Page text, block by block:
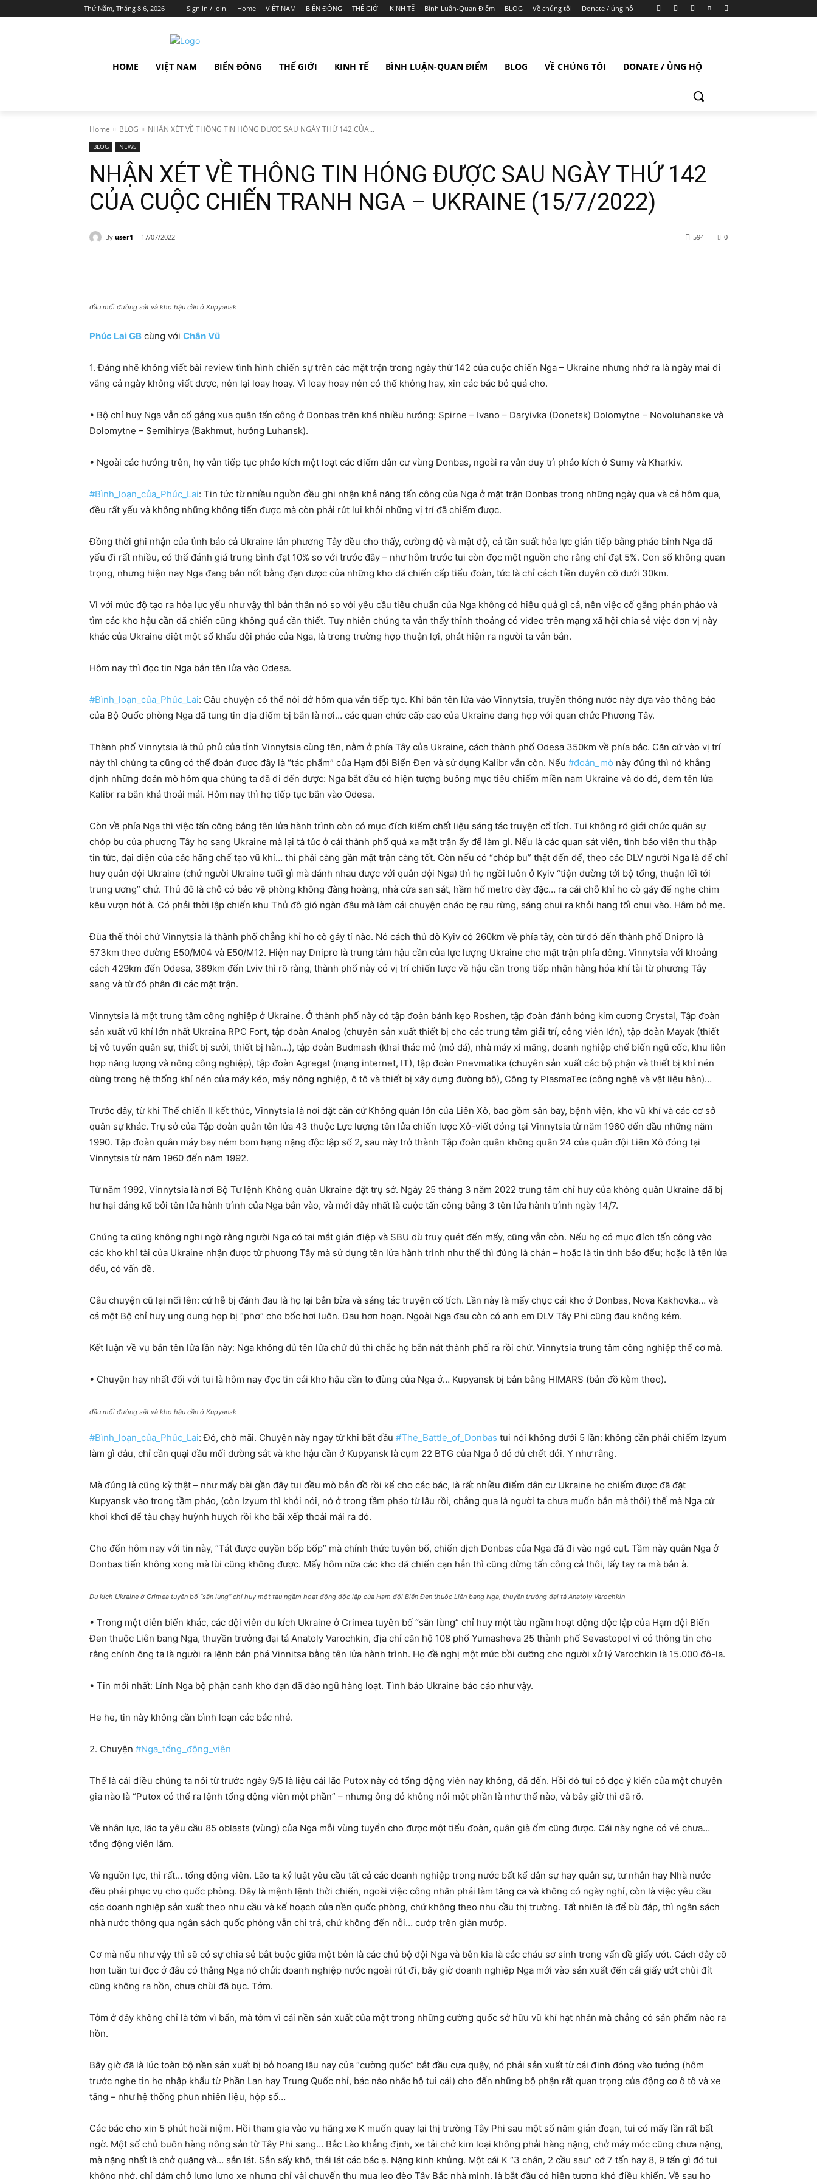
Thứ Năm, Tháng 8 6, 2026 Sign in / Join Home VIỆT NAM BIỂN ĐÔNG THẾ GIỚI KINH TẾ Bình Luận-Quan Điểm BLOG Về chúng tôi Donate / ủng hộ
HOME VIỆT NAM BIỂN ĐÔNG THẾ GIỚI KINH TẾ BÌNH LUẬN-QUAN ĐIỂM BLOG VỀ CHÚNG TÔI DONATE / ỦNG HỘ
Home BLOG NHẬN XÉT VỀ THÔNG TIN HÓNG ĐƯỢC SAU NGÀY THỨ 142 CỦA...
BLOG NEWS
NHẬN XÉT VỀ THÔNG TIN HÓNG ĐƯỢC SAU NGÀY THỨ 142
CỦA CUỘC CHIẾN TRANH NGA – UKRAINE (15/7/2022)
By user1 17/07/2022 0
594
đầu mối đường sắt và kho hậu cần ở Kupyansk
Phúc Lai GB cùng với Chân Vũ
1. Đáng nhẽ không viết bài review tình hình chiến sự trên các mặt trận trong ngày thứ 142 của cuộc chiến Nga – Ukraine nhưng nhớ ra là ngày mai đi
vắng cả ngày không viết được, nên lại loay hoay. Vì loay hoay nên có thể không hay, xin các bác bỏ quá cho.
• Bộ chỉ huy Nga vẫn cố gắng xua quân tấn công ở Donbas trên khá nhiều hướng: Spirne – Ivano – Daryivka (Donetsk) Dolomytne – Novoluhanske và
Dolomytne – Semihirya (Bakhmut, hướng Luhansk).
• Ngoài các hướng trên, họ vẫn tiếp tục pháo kích một loạt các điểm dân cư vùng Donbas, ngoài ra vẫn duy trì pháo kích ở Sumy và Kharkiv.
#Bình_loạn_của_Phúc_Lai: Tin tức từ nhiều nguồn đều ghi nhận khả năng tấn công của Nga ở mặt trận Donbas trong những ngày qua và cả hôm qua,
đều rất yếu và không những không tiến được mà còn phải rút lui khỏi những vị trí đã chiếm được.
Đồng thời ghi nhận của tình báo cả Ukraine lẫn phương Tây đều cho thấy, cường độ và mật độ, cả tần suất hỏa lực gián tiếp bằng pháo binh Nga đã
yếu đi rất nhiều, có thể đánh giá trung bình đạt 10% so với trước đây – như hôm trước tui còn đọc một nguồn cho rằng chỉ đạt 5%. Con số không quan
trọng, nhưng hiện nay Nga đang bắn nốt bằng đạn dược của những kho dã chiến cấp tiểu đoàn, tức là chỉ cách tiền duyên cỡ dưới 30km.
Vì với mức độ tạo ra hỏa lực yếu như vậy thì bản thân nó so với yêu cầu tiêu chuẩn của Nga không có hiệu quả gì cả, nên việc cố gắng phản pháo và
tìm các kho hậu cần dã chiến cũng không quá cần thiết. Tuy nhiên chúng ta vẫn thấy thỉnh thoảng có video trên mạng xã hội chia sẻ việc đơn vị này
khác của Ukraine diệt một số khẩu đội pháo của Nga, là trong trường hợp thuận lợi, phát hiện ra người ta vẫn bắn.
Hôm nay thì đọc tin Nga bắn tên lửa vào Odesa.
#Bình_loạn_của_Phúc_Lai: Câu chuyện có thể nói dở hôm qua vẫn tiếp tục. Khi bắn tên lửa vào Vinnytsia, truyền thông nước này dựa vào thông báo
của Bộ Quốc phòng Nga đã tung tin địa điểm bị bắn là nơi… các quan chức cấp cao của Ukraine đang họp với quan chức Phương Tây.
Thành phố Vinnytsia là thủ phủ của tỉnh Vinnytsia cùng tên, nằm ở phía Tây của Ukraine, cách thành phố Odesa 350km về phía bắc. Căn cứ vào vị trí
này thì chúng ta cũng có thể đoán được đây là “tác phẩm” của Hạm đội Biển Đen và sử dụng Kalibr vẫn còn. Nếu #đoán_mò này đúng thì nó khẳng
định những đoán mò hôm qua chúng ta đã đi đến được: Nga bắt đầu có hiện tượng buông mục tiêu chiếm miền nam Ukraine và do đó, đem tên lửa
Kalibr ra bắn khá thoải mái. Hôm nay thì họ tiếp tục bắn vào Odesa.
Còn về phía Nga thì việc tấn công bằng tên lửa hành trình còn có mục đích kiếm chất liệu sáng tác truyện cổ tích. Tui không rõ giới chức quân sự
chóp bu của phương Tây họ sang Ukraine mà lại tá túc ở cái thành phố quá xa mặt trận ấy để làm gì. Nếu là các quan sát viên, tình báo viên thu thập
tin tức, đại diện của các hãng chế tạo vũ khí… thì phải càng gần mặt trận càng tốt. Còn nếu có “chóp bu” thật đến để, theo các DLV người Nga là để chỉ
huy quân đội Ukraine (chứ người Ukraine tuổi gì mà đánh nhau được với quân đội Nga) thì họ ngồi luôn ở Kyiv “tiện đường tới bộ tổng, thuận lối tới
trung ương” chứ. Thủ đô là chỗ có bảo vệ phòng không đàng hoàng, nhà cửa san sát, hầm hố metro dày đặc… ra cái chỗ khỉ ho cò gáy để nghe chim
kêu vượn hót à. Có phải thời lập chiến khu Thủ đô gió ngàn đâu mà làm cái chuyện cháo bẹ rau rừng, sáng chui ra khỏi hang tối chui vào. Hâm bỏ mẹ.
Đùa thế thôi chứ Vinnytsia là thành phố chẳng khỉ ho cò gáy tí nào. Nó cách thủ đô Kyiv có 260km về phía tây, còn từ đó đến thành phố Dnipro là
573km theo đường Е50/М04 và Е50/М12. Hiện nay Dnipro là trung tâm hậu cần của lực lượng Ukraine cho mặt trận phía đông. Vinnytsia với khoảng
cách 429km đến Odesa, 369km đến Lviv thì rõ ràng, thành phố này có vị trí chiến lược về hậu cần trong tiếp nhận hàng hóa khí tài từ phương Tây
sang và từ đó phân đi các mặt trận.
Vinnytsia là một trung tâm công nghiệp ở Ukraine. Ở thành phố này có tập đoàn bánh kẹo Roshen, tập đoàn đánh bóng kim cương Crystal, Tập đoàn
sản xuất vũ khí lớn nhất Ukraina RPC Fort, tập đoàn Analog (chuyên sản xuất thiết bị cho các trung tâm giải trí, công viên lớn), tập đoàn Mayak (thiết
bị vô tuyến quân sự, thiết bị sưởi, thiết bị hàn…), tập đoàn Budmash (khai thác mỏ (mỏ đá), nhà máy xi măng, doanh nghiệp chế biến ngũ cốc, khu liên
hợp năng lượng và nông công nghiệp), tập đoàn Agregat (mạng internet, IT), tập đoàn Pnevmatika (chuyên sản xuất các bộ phận và thiết bị khí nén
dùng trong hệ thống khí nén của máy kéo, máy nông nghiệp, ô tô và thiết bị xây dựng đường bộ), Công ty PlasmaTec (công nghệ và vật liệu hàn)…
Trước đây, từ khi Thế chiến II kết thúc, Vinnytsia là nơi đặt căn cứ Không quân lớn của Liên Xô, bao gồm sân bay, bệnh viện, kho vũ khí và các cơ sở
quân sự khác. Trụ sở của Tập đoàn quân tên lửa 43 thuộc Lực lượng tên lửa chiến lược Xô-viết đóng tại Vinnytsia từ năm 1960 đến đầu những năm
1990. Tập đoàn quân máy bay ném bom hạng nặng độc lập số 2, sau này trở thành Tập đoàn quân không quân 24 của quân đội Liên Xô đóng tại
Vinnytsia từ năm 1960 đến năm 1992.
Từ năm 1992, Vinnytsia là nơi Bộ Tư lệnh Không quân Ukraine đặt trụ sở. Ngày 25 tháng 3 năm 2022 trung tâm chỉ huy của không quân Ukraine đã bị
hư hại đáng kể bởi tên lửa hành trình của Nga bắn vào, và mới đây nhất là cuộc tấn công bằng 3 tên lửa hành trình ngày 14/7.
Chúng ta cũng không nghi ngờ rằng người Nga có tai mắt gián điệp và SBU dù truy quét đến mấy, cũng vẫn còn. Nếu họ có mục đích tấn công vào
các kho khí tài của Ukraine nhận được từ phương Tây mà sử dụng tên lửa hành trình như thế thì đúng là chán – hoặc là tin tình báo đểu; hoặc là tên lửa
đểu, có vấn đề.
Câu chuyện cũ lại nổi lên: cứ hễ bị đánh đau là họ lại bắn bừa và sáng tác truyện cổ tích. Lần này là mấy chục cái kho ở Donbas, Nova Kakhovka… và
cả một Bộ chỉ huy ung dung họp bị “phơ” cho bốc hơi luôn. Đau hơn hoạn. Ngoài Nga đau còn có anh em DLV Tây Phi cũng đau không kém.
Kết luận về vụ bắn tên lửa lần này: Nga không đủ tên lửa chứ đủ thì chắc họ bắn nát thành phố ra rồi chứ. Vinnytsia trung tâm công nghiệp thế cơ mà.
• Chuyện hay nhất đối với tui là hôm nay đọc tin cái kho hậu cần to đùng của Nga ở… Kupyansk bị bắn bằng HIMARS (bản đồ kèm theo).
đầu mối đường sắt và kho hậu cần ở Kupyansk
#Bình_loạn_của_Phúc_Lai: Đó, chờ mãi. Chuyện này ngay từ khi bắt đầu #The_Battle_of_Donbas tui nói không dưới 5 lần: không cần phải chiếm Izyum
làm gì đâu, chỉ cần quại đầu mối đường sắt và kho hậu cần ở Kupyansk là cụm 22 BTG của Nga ở đó đủ chết đói. Y như rằng.
Mà đúng là cũng kỳ thật – như mấy bài gần đây tui đều mò bản đồ rồi kể cho các bác, là rất nhiều điểm dân cư Ukraine họ chiếm được đã đặt
Kupyansk vào trong tầm pháo, (còn Izyum thì khỏi nói, nó ở trong tầm pháo từ lâu rồi, chẳng qua là người ta chưa muốn bắn mà thôi) thế mà Nga cứ
khơi khơi để tàu chạy huỳnh huỵch rồi kho bãi xếp thoải mái ra đó.
Cho đến hôm nay với tin này, “Tát được quyền bốp bốp” mà chính thức tuyên bố, chiến dịch Donbas của Nga đã đi vào ngõ cụt. Tầm này quân Nga ở
Donbas tiến không xong mà lùi cũng không được. Mấy hôm nữa các kho dã chiến cạn hẳn thì cũng dừng tấn công cả thôi, lấy tay ra mà bắn à.
Du kích Ukraine ở Crimea tuyên bố “săn lùng” chỉ huy một tàu ngầm hoạt động độc lập của Hạm đội Biển Đen thuộc Liên bang Nga, thuyền trưởng đại tá Anatoly Varochkin
• Trong một diễn biến khác, các đội viên du kích Ukraine ở Crimea tuyên bố “săn lùng” chỉ huy một tàu ngầm hoạt động độc lập của Hạm đội Biển
Đen thuộc Liên bang Nga, thuyền trưởng đại tá Anatoly Varochkin, địa chỉ căn hộ 108 phố Yumasheva 25 thành phố Sevastopol vì có thông tin cho
rằng chính ông ta là người ra lệnh bắn phá Vinnitsa bằng tên lửa hành trình. Họ đề nghị một mức bồi dưỡng cho người xử lý Varochkin là 15.000 đô-la.
• Tin mới nhất: Lính Nga bộ phận canh kho đạn đã đào ngũ hàng loạt. Tình báo Ukraine báo cáo như vậy.
He he, tin này không cần bình loạn các bác nhé.
2. Chuyện #Nga_tổng_động_viên
Thế là cái điều chúng ta nói từ trước ngày 9/5 là liệu cái lão Putox này có tổng động viên nay không, đã đến. Hồi đó tui có đọc ý kiến của một chuyên
gia nào là “Putox có thể ra lệnh tổng động viên một phần” – nhưng ông đó không nói một phần là như thế nào, và bây giờ thì đã rõ.
Về nhân lực, lão ta yêu cầu 85 oblasts (vùng) của Nga mỗi vùng tuyển cho được một tiểu đoàn, quân già ốm cũng được. Cái này nghe có vẻ chưa…
tổng động viên lắm.
Về nguồn lực, thì rất… tổng động viên. Lão ta ký luật yêu cầu tất cả các doanh nghiệp trong nước bất kể dân sự hay quân sự, tư nhân hay Nhà nước
đều phải phục vụ cho quốc phòng. Đây là mệnh lệnh thời chiến, ngoài việc công nhân phải làm tăng ca và không có ngày nghỉ, còn là việc yêu cầu
các doanh nghiệp sản xuất theo nhu cầu và kế hoạch của nền quốc phòng, chứ không theo nhu cầu thị trường. Tất nhiên là để bù đắp, thì ngân sách
nhà nước thông qua ngân sách quốc phòng vẫn chi trả, chứ không đến nỗi… cướp trên giàn mướp.
Cơ mà nếu như vậy thì sẽ có sự chia sẻ bắt buộc giữa một bên là các chú bộ đội Nga và bên kia là các cháu sơ sinh trong vấn đề giấy ướt. Cách đây cỡ
hơn tuần tui đọc ở đâu có thằng Nga nó chửi: doanh nghiệp nước ngoài rút đi, bây giờ doanh nghiệp Nga mới vào sản xuất đến cái giấy ướt chùi đít
cũng không ra hồn, chưa chùi đã bục. Tởm.
Tởm ở đây không chỉ là tởm vì bẩn, mà tởm vì cái nền sản xuất của một trong những cường quốc sở hữu vũ khí hạt nhân mà chẳng có sản phẩm nào ra
hồn.
Bây giờ đã là lúc toàn bộ nền sản xuất bị bỏ hoang lâu nay của “cường quốc” bắt đầu cựa quậy, nó phải sản xuất từ cái đinh đóng vào tưởng (hôm
trước nghe tin họ nhập khẩu từ Phần Lan hay Trung Quốc nhỉ, bác nào nhắc hộ tui cái) cho đến những bộ phận rất quan trọng của động cơ ô tô và xe
tăng – như hệ thống phun nhiên liệu, hộp số…
Các bác cho xin 5 phút hoài niệm. Hồi tham gia vào vụ hãng xe K muốn quay lại thị trường Tây Phi sau một số năm gián đoạn, tui có mấy lần rất bất
ngờ. Một số chủ buôn hàng nông sản từ Tây Phi sang… Bắc Lào khẳng định, xe tải chở kim loại không phải hàng nặng, chở máy móc cũng chưa nặng,
mà nặng nhất là chở quặng và… sắn lát. Sắn sấy khô, thái lát các bác ạ. Nặng kinh khủng. Một cái K “3 chân, 2 cầu sau” cỡ 7 tấn hay 8, 9 tấn gì đó tui
không nhớ, chỉ dám chở lưng lưng xe nhưng chỉ vài chuyến thu mua leo đèo Tây Bắc nhà mình, là bắt đầu có hiện tượng khó điều khiển. Về sau họ